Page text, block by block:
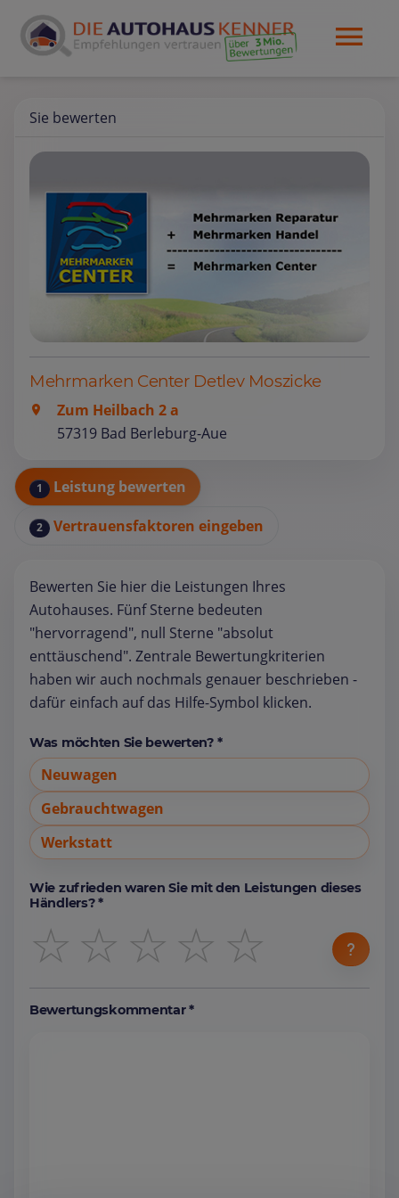
Sie bewerten
Mehrmarken Center Detlev Moszicke
Zum Heilbach 2 a
57319 Bad Berleburg-Aue
1 Leistung bewerten
2 Vertrauensfaktoren eingeben
Bewerten Sie hier die Leistungen Ihres
Autohauses. Fünf Sterne bedeuten
"hervorragend", null Sterne "absolut
enttäuschend". Zentrale Bewertungkriterien
haben wir auch nochmals genauer beschrieben -
dafür einfach auf das Hilfe-Symbol klicken.
Was möchten Sie bewerten? *
Neuwagen
Gebrauchtwagen
Werkstatt
Wie zufrieden waren Sie mit den Leistungen dieses
Händlers? *
☆
☆
☆
☆
☆
Bewertungskommentar *